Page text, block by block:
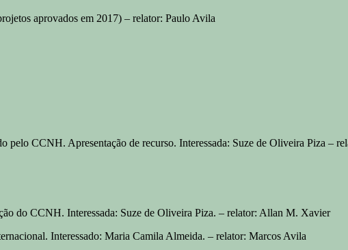
aprovados em 2017) – relator: Paulo Avila
pelo CCNH. Apresentação de recurso. Interessada: Suze de Oliveira Piza –
do CCNH. Interessada: Suze de Oliveira Piza. – relator: Allan M. Xavier
Interessado: Maria Camila Almeida. – relator: Marcos Avila